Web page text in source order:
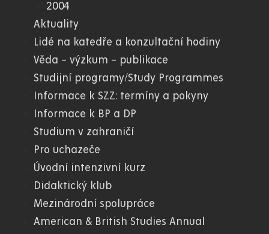
2004
Aktuality
Lidé na katedře a konzultační hodiny
Věda – výzkum – publikace
Studijní programy/Study Programmes
Informace k SZZ: termíny a pokyny
Informace k BP a DP
Studium v zahraničí
Pro uchazeče
Úvodní intenzivní kurz
Didaktický klub
Mezinárodní spolupráce
American & British Studies Annual